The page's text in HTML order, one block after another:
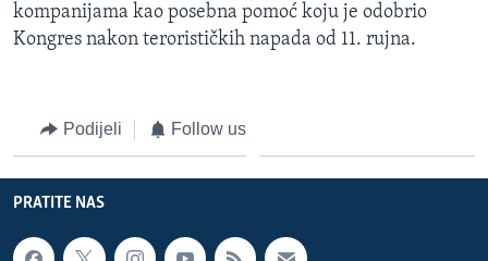
Jezici
kompanijama kao posebna pomoć koju je odobrio
Kongres nakon terorističkih napada od 11. rujna.
Podijeli Follow us
PRATITE NAS